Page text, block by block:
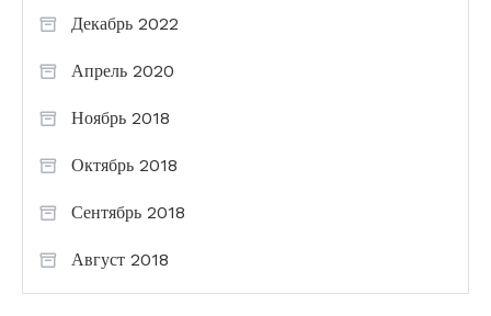
Декабрь 2022
Апрель 2020
Ноябрь 2018
Октябрь 2018
Сентябрь 2018
Август 2018